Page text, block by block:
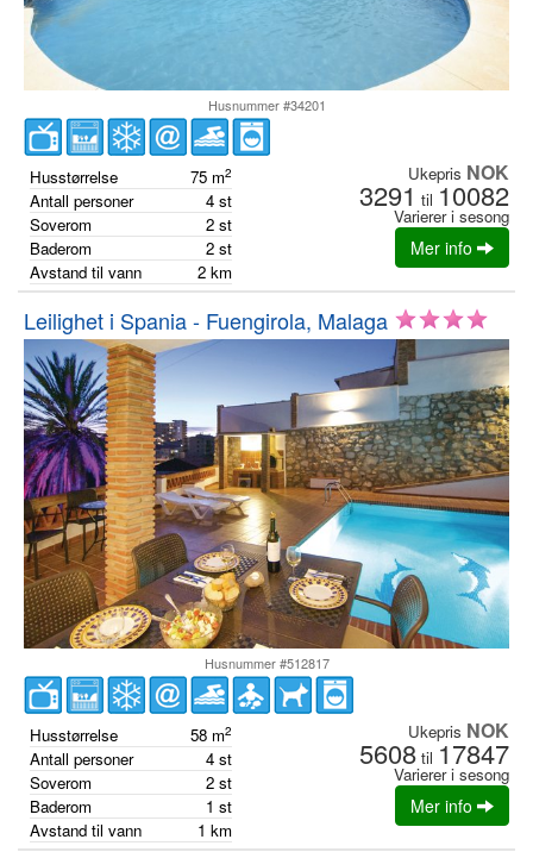
Husnummer #34201
Husstørrelse 75 m2
Antall personer 4 st
Soverom
2 st
Baderom
2 st
Avstand til vann
2 km
Ukepris NOK
3291 til 10082
Varierer i sesong
Mer info
Leilighet i Spania - Fuengirola, Malaga
Husnummer #512817
Husstørrelse 58 m2
Antall personer 4 st
Soverom
2 st
Baderom
1 st
Avstand til vann
1 km
Ukepris NOK
5608 til 17847
Varierer i sesong
Mer info